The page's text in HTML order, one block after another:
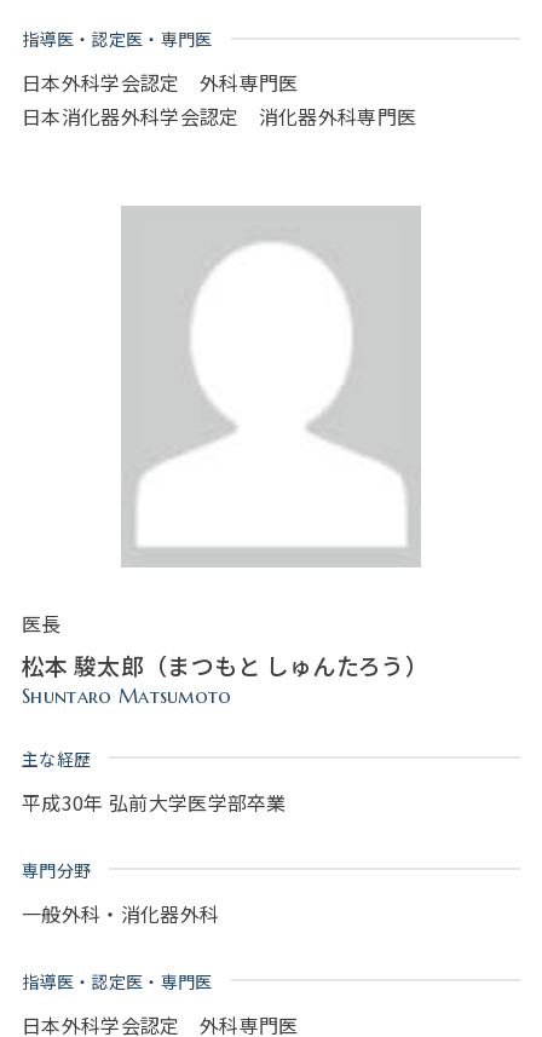
指導医・認定医・専門医
日本外科学会認定 外科専門医
日本消化器外科学会認定 消化器外科専門医
医長
松本 駿太郎（まつもと しゅんたろう）
Shuntaro Matsumoto
主な経歴
平成30年 弘前大学医学部卒業
専門分野
一般外科・消化器外科
指導医・認定医・専門医
日本外科学会認定 外科専門医